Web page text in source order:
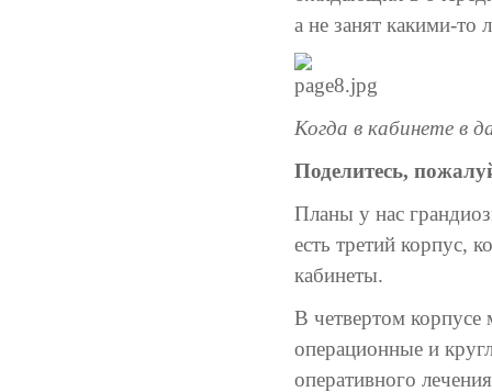
а не занят какими-то
Когда в кабинете в
Поделитесь,
Планы у нас
есть третий корпус,
кабинеты.
В четвертом
операционные и
оперативного